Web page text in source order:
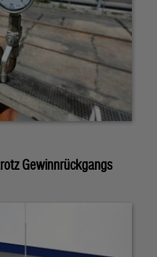
Gewinnrückgangs